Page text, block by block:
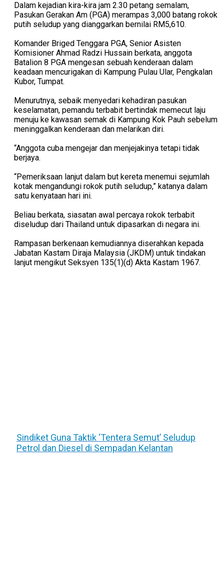
Dalam kejadian kira-kira jam 2.30 petang semalam,
Pasukan Gerakan Am (PGA) merampas 3,000 batang rokok
putih seludup yang dianggarkan bernilai RM5,610.
Komander Briged Tenggara PGA, Senior Asisten
Komisioner Ahmad Radzi Hussain berkata, anggota
Batalion 8 PGA mengesan sebuah kenderaan dalam
keadaan mencurigakan di Kampung Pulau Ular, Pengkalan
Kubor, Tumpat.
Menurutnya, sebaik menyedari kehadiran pasukan
keselamatan, pemandu terbabit bertindak memecut laju
menuju ke kawasan semak di Kampung Kok Pauh sebelum
meninggalkan kenderaan dan melarikan diri.
“Anggota cuba mengejar dan menjejakinya tetapi tidak
berjaya.
“Pemeriksaan lanjut dalam but kereta menemui sejumlah
kotak mengandungi rokok putih seludup,” katanya dalam
satu kenyataan hari ini.
Beliau berkata, siasatan awal percaya rokok terbabit
diseludup dari Thailand untuk dipasarkan di negara ini.
Rampasan berkenaan kemudiannya diserahkan kepada
Jabatan Kastam Diraja Malaysia (JKDM) untuk tindakan
lanjut mengikut Seksyen 135(1)(d) Akta Kastam 1967.
Sindiket Guna Taktik ‘Tentera Semut’ Seludup
Petrol dan Diesel di Sempadan Kelantan